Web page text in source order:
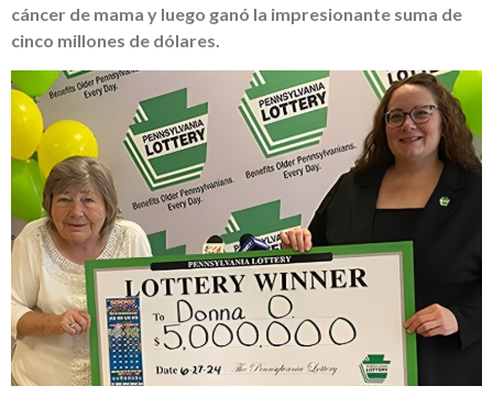
cáncer de mama y luego ganó la impresionante suma de
cinco millones de dólares.